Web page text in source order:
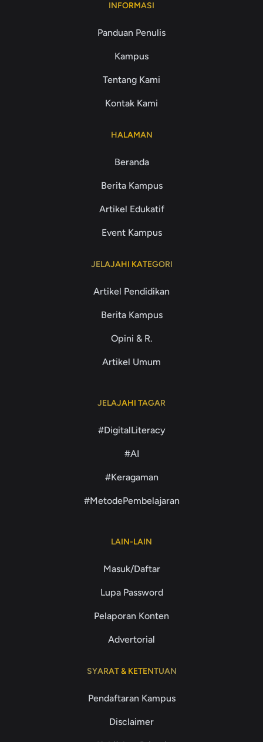
INFORMASI
Panduan Penulis
Kampus
Tentang Kami
Kontak Kami
HALAMAN
Beranda
Berita Kampus
Artikel Edukatif
Event Kampus
JELAJAHI KATEGORI
Artikel Pendidikan
Berita Kampus
Opini & R.
Artikel Umum
JELAJAHI TAGAR
#DigitalLiteracy
#AI
#Keragaman
#MetodePembelajaran
LAIN-LAIN
Masuk/Daftar
Lupa Password
Pelaporan Konten
Advertorial
SYARAT & KETENTUAN
Pendaftaran Kampus
Disclaimer